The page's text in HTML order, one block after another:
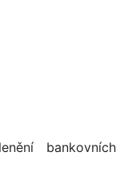
bankovních